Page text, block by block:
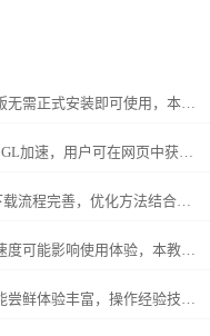
Chrome浏览器便携版无需正式安装即可使用，本文分享安装操作技巧和快速运行方法，让用户在不同设备上便捷使用浏览器。
谷歌浏览器支持WebGL加速，用户可在网页中获得更流畅的图形渲染。操作方法详解能帮助提升多媒体与三维效果性能。
谷歌浏览器多平台下载流程完善，优化方法结合配置方案与使用经验，满足多设备下载安装需求。
Chrome浏览器启动速度可能影响使用体验，本教程分享测试与优化操作实践，包括原因分析、设置调整及操作技巧，帮助用户恢复快速启动体验。
Chrome浏览器新功能尝鲜体验丰富，操作经验技巧教程分享帮助用户快速掌握亮点，提升功能应用体验。